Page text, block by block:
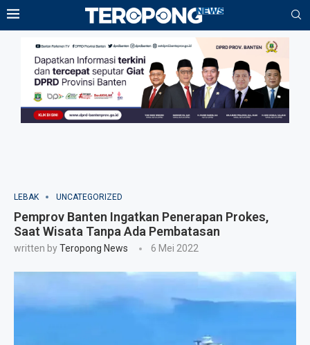
LEBAK UNCATEGORIZED
Pemprov Banten Ingatkan Penerapan Prokes,
Saat Wisata Tanpa Ada Pembatasan
written byTeropong News 6 Mei 2022